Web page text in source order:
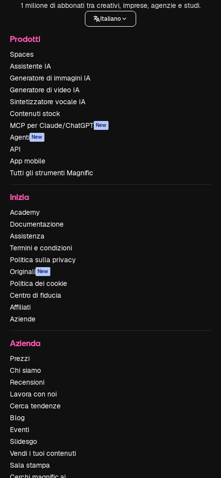
1 milione di abbonati tra creativi, imprese, agenzie e studi.
Italiano
Prodotti
Spaces
Assistente IA
Generatore di immagini IA
Generatore di video IA
Sintetizzatore vocale IA
Contenuti stock
MCP per Claude/ChatGPT New
Agenti New
API
App mobile
Tutti gli strumenti Magnific
Inizia
Academy
Documentazione
Assistenza
Termini e condizioni
Politica sulla privacy
Originali New
Politica dei cookie
Centro di fiducia
Affiliati
Aziende
Azienda
Prezzi
Chi siamo
Recensioni
Lavora con noi
Cerca tendenze
Blog
Eventi
Slidesgo
Vendi i tuoi contenuti
Sala stampa